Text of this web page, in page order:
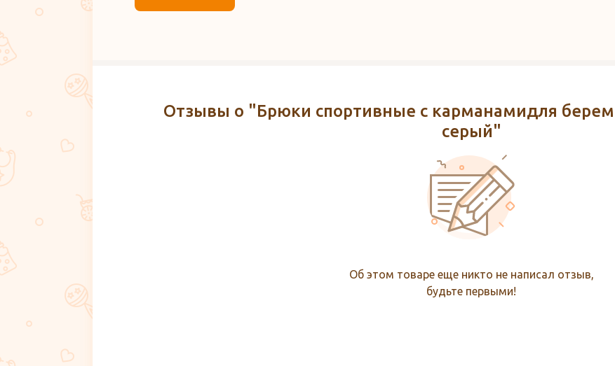
Отзывы о "Брюки спортивные с карманамидля
серый"
Об этом товаре еще никто не написал отзыв,
будьте первыми!